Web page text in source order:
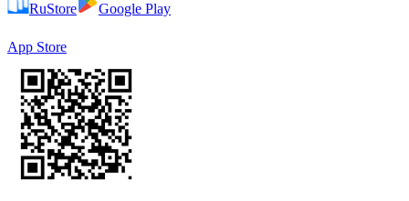
RuStore Google Play
App Store